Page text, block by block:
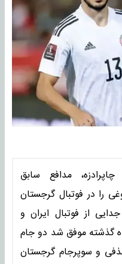
چاپرادزه، مدافع سابق
را در فوتبال گرجستان
از فوتبال ایران و
گذشته موفق شد دو جام
و سوپرجام گرجستان